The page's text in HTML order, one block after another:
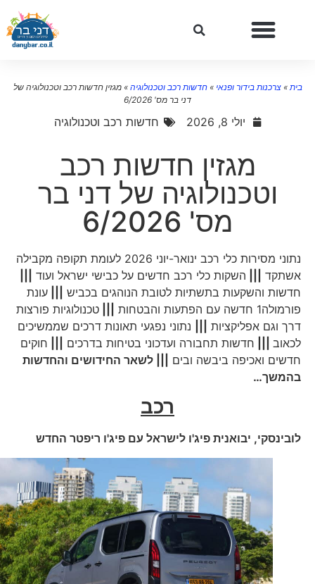
»צרכנות בידור ופנאי»חדשות רכב וטכנולוגיה»מגזין חדשות רכב וטכנולוגיה של
דני בר מס' 6/2026
יולי 8, 2026 חדשות רכב וטכנולוגיה
מגזין חדשות רכב
וטכנולוגיה של דני בר
מס' 6/2026
נתוני מסירות כלי רכב ינואר-יוני 2026 לעומת תקופה מקבילה
אשתקד||| השקות כלי רכב חדשים על כבישי ישראל ועוד|||
חדשות והשקעות בתשתיות לטובת הנוהגים בכביש|||
עונת
פורמולה1 חדשה עם הפתעות והבטחות
|||
טכנולוגיות פורצות
דרך וגם אפליקציות|||
נתוני נפגעי תאונות דרכים שממשיכים
לכאוב||| חדשות תחבורה ועדכוני בטיחות בדרכים|||
חוקים
חדשים ואכיפה ביבשה ובים||| לשאר החידושים והחדשות
בהמשך…
רכב
לובינסקי, יבואנית פיג'ו לישראל עם פיג'ו ריפטר החדש